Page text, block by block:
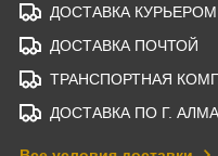
ДОСТАВКА КУРЬЕРОМ
ДОСТАВКА ПОЧТОЙ
ТРАНСПОРТНАЯ
ДОСТАВКА ПО Г.